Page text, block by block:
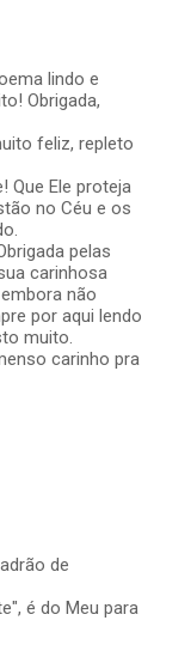
lindo e
Obrigada,
feliz, repleto
Que Ele proteja
no Céu e os
pelas
carinhosa
não
por aqui lendo
muito.
carinho pra
de
é do Meu para